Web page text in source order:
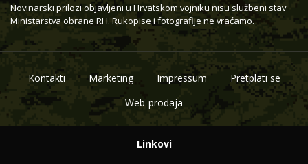
Novinarski prilozi objavljeni u Hrvatskom vojniku nisu službeni stav
Ministarstva obrane RH. Rukopise i fotografije ne vraćamo.
Kontakti Marketing Impressum
Pretplati se
Web-prodaja
Linkovi